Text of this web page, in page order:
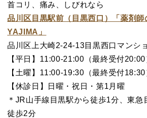
首コリ、痛み、しびれなら
品川区目黒駅前（目黒西口）「薬剤師
YAJIMA」
品川区上大崎2-24-13目黒西口マンシ
【平日】11:00-21:00（最終受付20:00
【土曜】11:00-19:30（最終受付18:30
【休診日】日曜・祝日・第1月曜
＊JR山手線目黒駅から徒歩1分、東急
徒歩2分